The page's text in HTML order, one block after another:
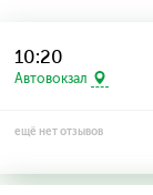
10:20
Автовокзал
ещё нет отзывов